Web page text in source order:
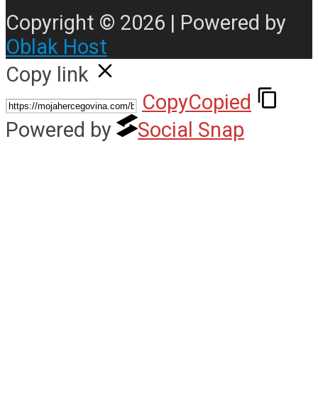
Copyright © 2026 | Powered by
Oblak Host
Copy link
CopyCopied
Powered by
Social Snap